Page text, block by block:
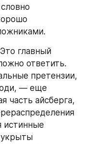
главный
ответить.
претензии,
— еще
часть айсберга,
истинные